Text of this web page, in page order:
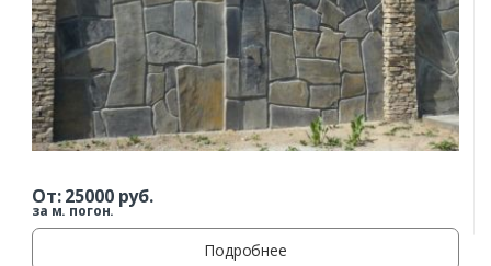
От:25000руб.
за м. погон.
Подробнее